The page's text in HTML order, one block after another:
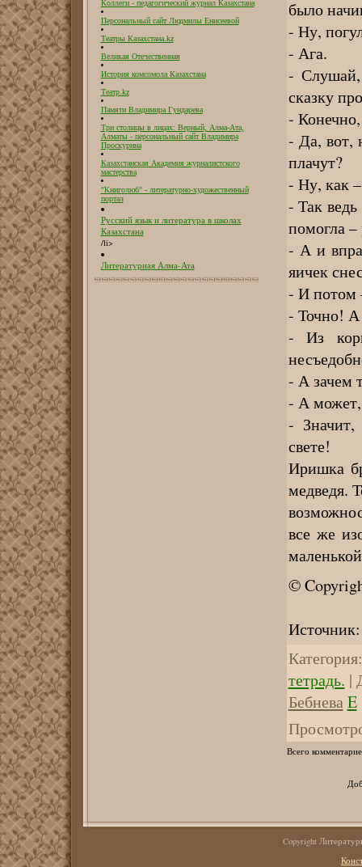
Коллеги - педагогический журнал Казахстана
Персональный сайт Людмилы Енисеевой
Театры Казахстана.kz
Великая Отечественная
История комсомола Казахстана
Театр.kz
Памяти Владимира Гундарева
Три столицы в лицах: Верный, Алма-Ата,
Алматы - персональный сайт Владимира
Проскурина
Казахстанская Академия журналистского
мастерства
"Книголюб" - литературно-художественный
портал
Русский язык и литература в школах
Казахстана
/li>
Литературная Алма-Ата
было
- Ну,
- Ага.
-
сказку
-
- Да, вот,
плачут?
- Ну, как
- Так
помогла –
- А и
яичек
- И потом
- Точно! А
- Из
- А зачем
- А может,
-
свете!
Иришка
медведя.
все же
©
Источник
Категория:
тетрадь. |
Бебнева E
Всего
Copyright